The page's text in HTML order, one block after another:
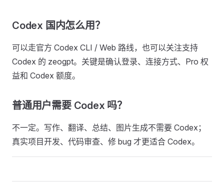
Codex 国内怎么用？
可以走官方 Codex CLI / Web 路线，也可以关注支持
Codex 的 zeogpt。关键是确认登录、连接方式、Pro 权
益和 Codex 额度。
普通用户需要 Codex 吗？
不一定。写作、翻译、总结、图片生成不需要 Codex；
真实项目开发、代码审查、修 bug 才更适合 Codex。